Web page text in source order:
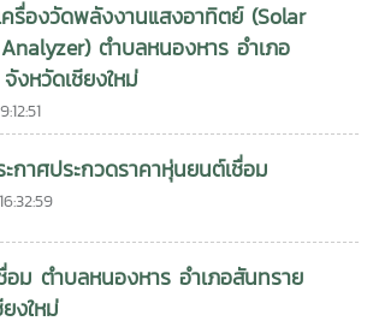
รื่องวัดพลังงานแสงอาทิตย์ (Solar
ตำบลหนองหาร อำเภอ
งหวัดเชียงใหม่
กาศประกวดราคาหุ่นยนต์เชื่อม
อม ตำบลหนองหาร อำเภอสันทราย
งใหม่